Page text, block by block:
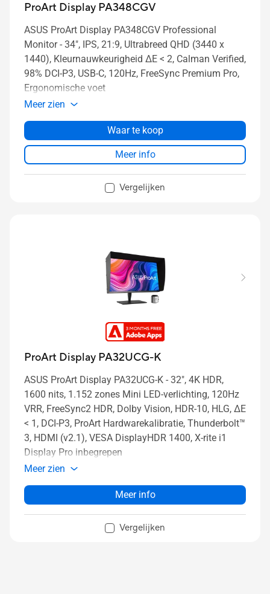
ProArt Display PA348CGV
ASUS ProArt Display PA348CGV Professional
Monitor - 34", IPS, 21:9, Ultrabreed QHD (3440 x
1440), Kleurnauwkeurigheid ΔE < 2, Calman Verified,
98% DCI-P3, USB-C, 120Hz, FreeSync Premium Pro,
Ergonomische voet
Meer zien
Waar te koop
Meer info
Vergelijken
ProArt Display PA32UCG-K
ASUS ProArt Display PA32UCG-K - 32", 4K HDR,
1600 nits, 1.152 zones Mini LED-verlichting, 120Hz
VRR, FreeSync2 HDR, Dolby Vision, HDR-10, HLG, ΔE
< 1, DCI-P3, ProArt Hardwarekalibratie, Thunderbolt™
3, HDMI (v2.1), VESA DisplayHDR 1400, X-rite i1
Display Pro inbegrepen
Meer zien
Meer info
Vergelijken